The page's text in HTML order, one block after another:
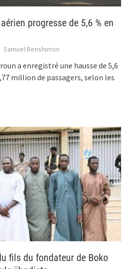
progresse de 5,6 % en
Samuel Benshimon
a enregistré une hausse de 5,6
million de passagers, selon les
fils du fondateur de Boko